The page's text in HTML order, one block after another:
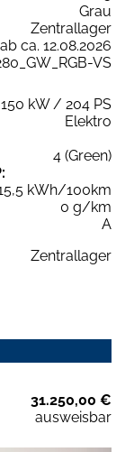
Grau
Zentrallager
ab ca. 12.08.2026
VS
150 kW / 204 PS
Elektro
4 (Green)
kWh/100km
0 g/km
A
Zentrallager
31.250,00 €
ausweisbar